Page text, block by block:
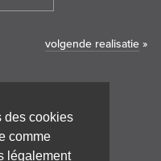
des cookies
comme
légalement
volgende realisatie »